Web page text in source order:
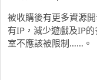
被收購後有更多資源
有IP，減少遊戲及IP
室不應該被限制……。